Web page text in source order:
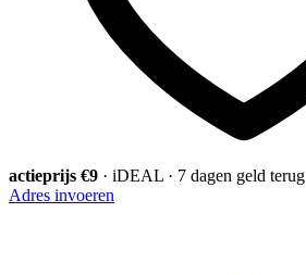
actieprijs €9 · iDEAL · 7 dagen geld terug
Adres invoeren